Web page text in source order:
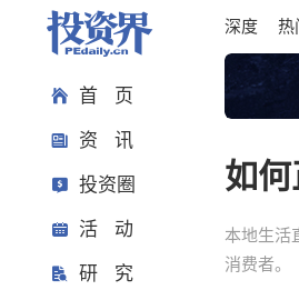
首 页
资 讯
投资圈
活 动
研 究
深度 热
如何
本地生活
消费者。